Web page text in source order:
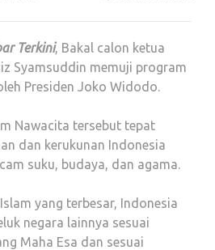
Terkini, Bakal calon ketua
Syamsuddin memuji program
Presiden Joko Widodo.
Nawacita tersebut tepat
dan kerukunan Indonesia
suku, budaya, dan agama.
yang terbesar, Indonesia
negara lainnya sesuai
Maha Esa dan sesuai